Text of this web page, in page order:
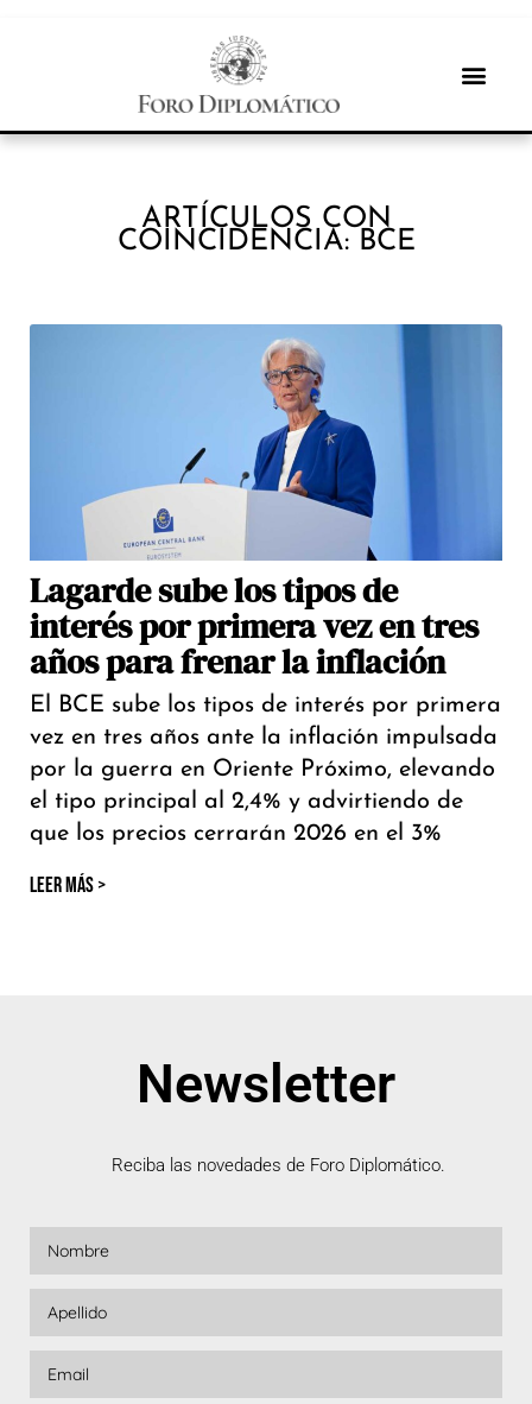
ARTÍCULOS CON
COINCIDENCIA: BCE
Lagarde sube los tipos de
interés por primera vez en tres
años para frenar la inflación
El BCE sube los tipos de interés por primera
vez en tres años ante la inflación impulsada
por la guerra en Oriente Próximo, elevando
el tipo principal al 2,4% y advirtiendo de
que los precios cerrarán 2026 en el 3%
LEER MÁS >
Newsletter
Reciba las novedades de Foro Diplomático.